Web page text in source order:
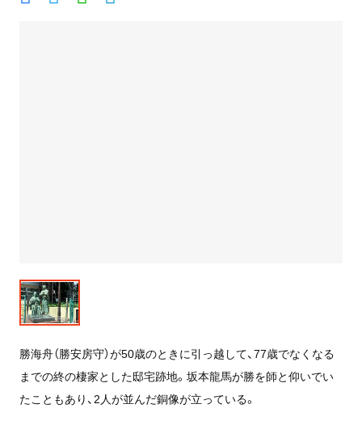
勝海舟（勝安房守）が50歳のときに引っ越して、77歳でなくなる
までの終の棲家とした邸宅跡地。坂本龍馬が勝を師と仰いでい
たこともあり、2人が並んだ銅像が立っている。